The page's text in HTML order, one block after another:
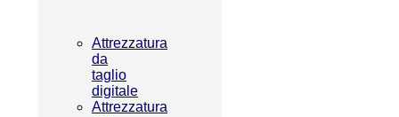
Attrezzatura
da
taglio
digitale
Attrezzatura